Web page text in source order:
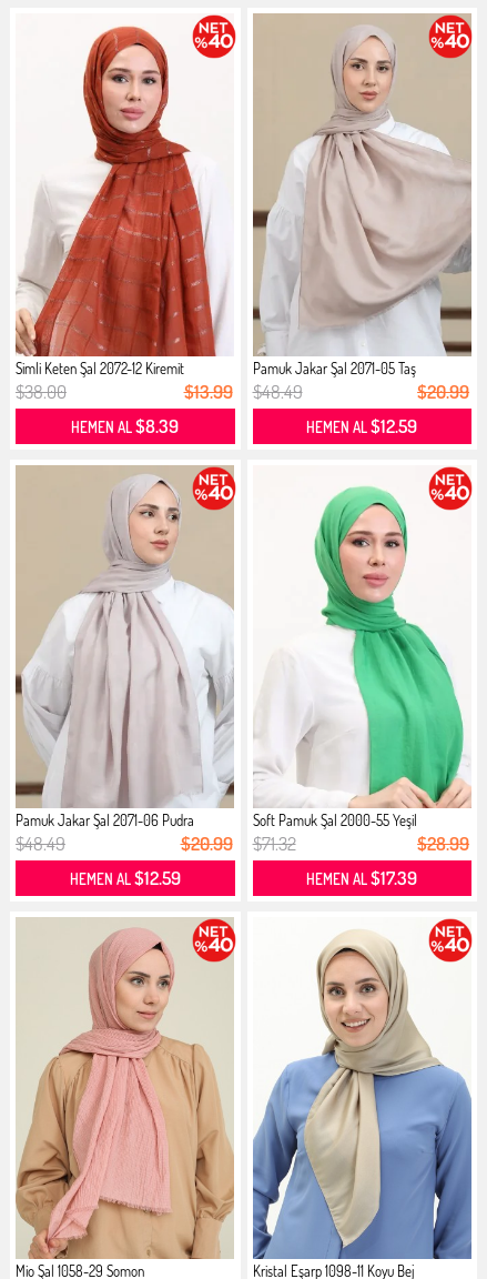
Simli Keten Şal 2072-12 Kiremit
$38.00 $13.99
HEMEN AL$8.39
Pamuk Jakar Şal 2071-05 Taş
$48.49 $20.99
HEMEN AL$12.59
Pamuk Jakar Şal 2071-06 Pudra
$48.49 $20.99
HEMEN AL$12.59
Soft Pamuk Şal 2000-55 Yeşil
$71.32 $28.99
HEMEN AL$17.39
Mio Şal 1058-29 Somon Kristal Eşarp 1098-11 Koyu Bej